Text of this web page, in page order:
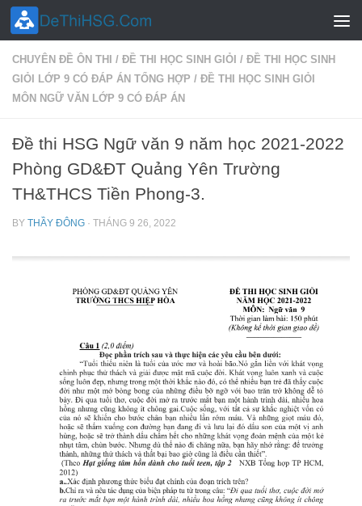
Skip to content
CHUYÊN ĐỀ ÔN THI / ĐỀ THI HỌC SINH GIỎI / ĐỀ THI HỌC SINH
GIỎI LỚP 9 CÓ ĐÁP ÁN TỔNG HỢP / ĐỀ THI HỌC SINH GIỎI
MÔN NGỮ VĂN LỚP 9 CÓ ĐÁP ÁN
Đề thi HSG Ngữ văn 9 năm học 2021-2022
Phòng GD&ĐT Quảng Yên Trường
TH&THCS Tiền Phong-3.
BY THẦY ĐÔNG · THÁNG 9 26, 2022